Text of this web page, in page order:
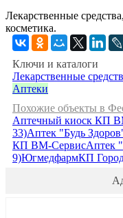
Лекарственные
косметика.
Ключи и каталоги
Лекарственные
Аптеки
Похожие объекты в
Аптечный киоск КП
33)Аптек "Будь
КП ВМ-СервисАптек
9)ЮгмедфармКП